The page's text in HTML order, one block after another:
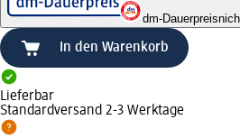
dm-Dauerpreis
In den Warenkorb
Lieferbar
Standardversand 2-3 Werktage